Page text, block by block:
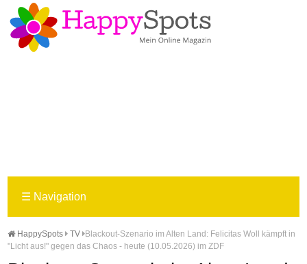
☰ Navigation
HappySpots TV
Blackout-Szenario im Alten Land: Felicitas Woll kämpft in
"Licht aus!" gegen das Chaos - heute (10.05.2026) im ZDF